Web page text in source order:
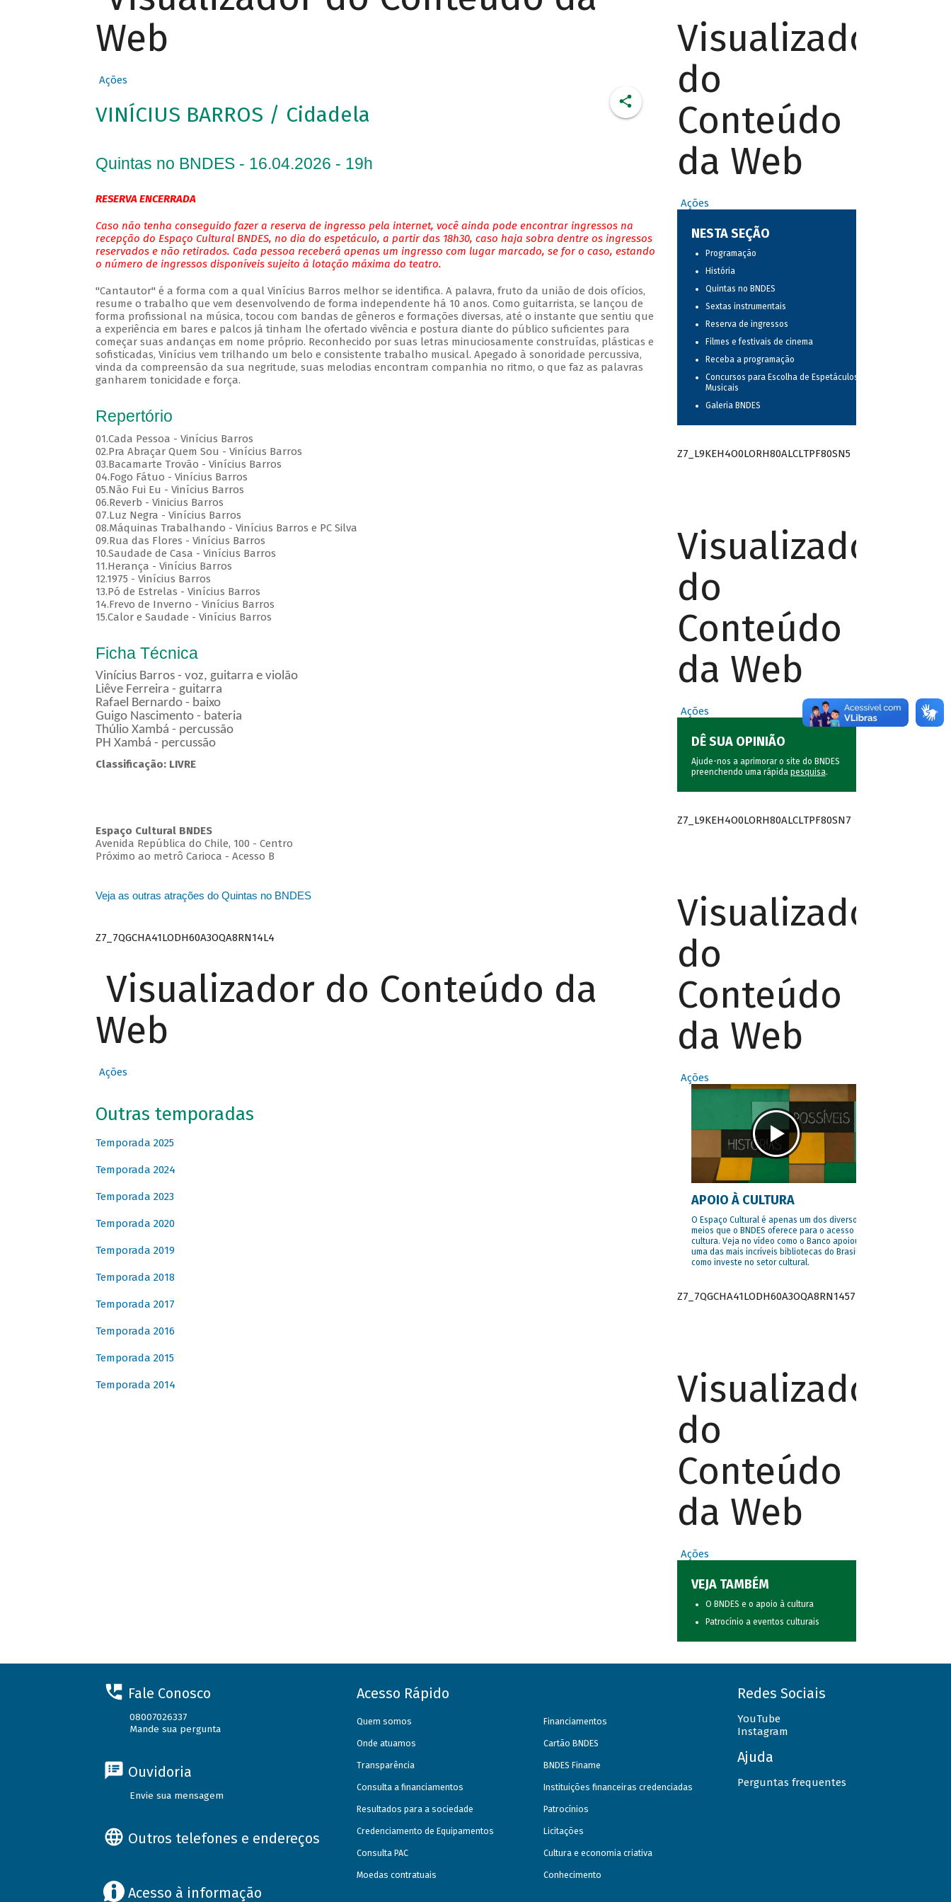
Web
Ações
VINÍCIUS BARROS / Cidadela
Quintas no BNDES - 16.04.2026 - 19h
RESERVA ENCERRADA
Caso não tenha conseguido fazer a reserva de ingresso pela internet, você ainda pode encontrar ingressos na
recepção do Espaço Cultural BNDES, no dia do espetáculo, a partir das 18h30, caso haja sobra dentre os ingressos
reservados e não retirados. Cada pessoa receberá apenas um ingresso com lugar marcado, se for o caso, estando
o número de ingressos disponíveis sujeito à lotação máxima do teatro.
"Cantautor" é a forma com a qual Vinícius Barros melhor se identifica. A palavra, fruto da união de dois ofícios,
resume o trabalho que vem desenvolvendo de forma independente há 10 anos. Como guitarrista, se lançou de
forma profissional na música, tocou com bandas de gêneros e formações diversas, até o instante que sentiu que
a experiência em bares e palcos já tinham lhe ofertado vivência e postura diante do público suficientes para
começar suas andanças em nome próprio. Reconhecido por suas letras minuciosamente construídas, plásticas e
sofisticadas, Vinícius vem trilhando um belo e consistente trabalho musical. Apegado à sonoridade percussiva,
vinda da compreensão da sua negritude, suas melodias encontram companhia no ritmo, o que faz as palavras
ganharem tonicidade e força.
Repertório
01.Cada Pessoa - Vinícius Barros
02.Pra Abraçar Quem Sou - Vinícius Barros
03.Bacamarte Trovão - Vinícius Barros
04.Fogo Fátuo - Vinícius Barros
05.Não Fui Eu - Vinícius Barros
06.Reverb - Vinicius Barros
07.Luz Negra - Vinícius Barros
08.Máquinas Trabalhando - Vinícius Barros e PC Silva
09.Rua das Flores - Vinícius Barros
10.Saudade de Casa - Vinícius Barros
11.Herança - Vinícius Barros
12.1975 - Vinícius Barros
13.Pó de Estrelas - Vinícius Barros
14.Frevo de Inverno - Vinícius Barros
15.Calor e Saudade - Vinícius Barros
Ficha Técnica
Vinícius Barros - voz, guitarra e violão
Liêve Ferreira - guitarra
Rafael Bernardo - baixo
Guigo Nascimento - bateria
Thúlio Xambá - percussão
PH Xambá - percussão
Classificação: LIVRE
Espaço Cultural BNDES
Avenida República do Chile, 100 - Centro
Próximo ao metrô Carioca - Acesso B
Veja as outras atrações do Quintas no BNDES
Z7_7QGCHA41LODH60A3OQA8RN14L4
Visualizador do Conteúdo da
Web
Ações
Outras temporadas
Temporada 2025
Temporada 2024
Temporada 2023
Temporada 2020
Temporada 2019
Temporada 2018
Temporada 2017
Temporada 2016
Temporada 2015
Temporada 2014
Visualizador
do
Conteúdo
da Web
Ações
NESTA SEÇÃO
Programação
História
Quintas no BNDES
Sextas instrumentais
Reserva de ingressos
Filmes e festivais de cinema
Receba a programação
Concursos para Escolha de Espetáculos
Musicais
Galeria BNDES
Z7_L9KEH4O0LORH80ALCLTPF80SN5
Visualizador
do
Conteúdo
da Web
Ações
DÊ SUA OPINIÃO
Ajude-nos a aprimorar o site do BNDES
preenchendo uma rápida pesquisa.
Z7_L9KEH4O0LORH80ALCLTPF80SN7
Visualizador
do
Conteúdo
da Web
Ações
APOIO À CULTURA
O Espaço Cultural é apenas um dos diversos
meios que o BNDES oferece para o acesso à
cultura. Veja no vídeo como o Banco apoiou
uma das mais incríveis bibliotecas do Brasil e
como investe no setor cultural.
Z7_7QGCHA41LODH60A3OQA8RN1457
Visualizador
do
Conteúdo
da Web
Ações
VEJA TAMBÉM
O BNDES e o apoio à cultura
Patrocínio a eventos culturais
Fale Conosco
08007026337
Mande sua pergunta
Ouvidoria
Envie sua mensagem
Outros telefones e endereços
Acesso à informação
Acesso Rápido
Quem somos
Onde atuamos
Transparência
Consulta a financiamentos
Resultados para a sociedade
Credenciamento de Equipamentos
Consulta PAC
Moedas contratuais
Financiamentos
Cartão BNDES
BNDES Finame
Instituições financeiras credenciadas
Patrocínios
Licitações
Cultura e economia criativa
Conhecimento
Redes Sociais
YouTube
Instagram
Ajuda
Perguntas frequentes